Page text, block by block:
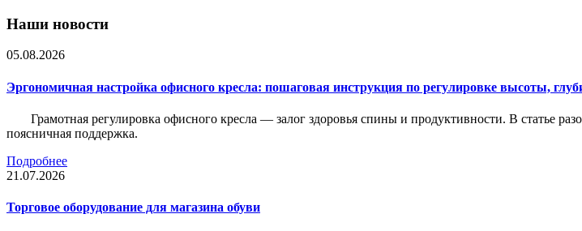
Наши новости
05.08.2026
Эргономичная настройка офисного кресла: пошаговая инструкция по регулировке высоты,
Грамотная регулировка офисного кресла — залог здоровья спины и продуктивности. В статье
поясничная поддержка.
Подробнее
21.07.2026
Торговое оборудование для магазина обуви